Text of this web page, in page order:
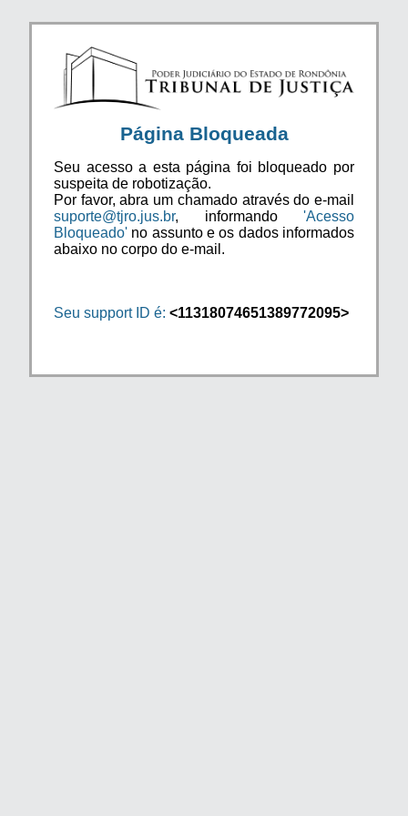
Página Bloqueada
Seu acesso a esta página foi bloqueado por
suspeita de robotização.
Por favor, abra um chamado através do e-mail
suporte@tjro.jus.br, informando 'Acesso
Bloqueado' no assunto e os dados informados
abaixo no corpo do e-mail.
Seu support ID é: <11318074651389772095>